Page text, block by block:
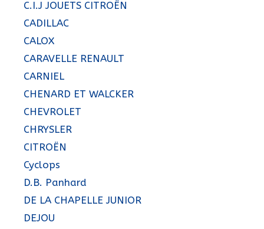
C.I.J JOUETS CITROËN
CADILLAC
CALOX
CARAVELLE RENAULT
CARNIEL
CHENARD ET WALCKER
CHEVROLET
CHRYSLER
CITROËN
Cyclops
D.B. Panhard
DE LA CHAPELLE JUNIOR
DEJOU